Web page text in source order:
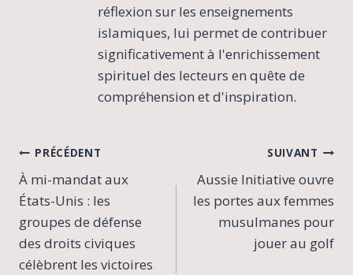
réflexion sur les enseignements
islamiques, lui permet de contribuer
significativement à l'enrichissement
spirituel des lecteurs en quête de
compréhension et d'inspiration.
Navigation
de
l’article
PRÉCÉDENT
À mi-mandat aux
États-Unis : les
groupes de défense
des droits civiques
célèbrent les victoires
SUIVANT
Aussie Initiative ouvre
les portes aux femmes
musulmanes pour
jouer au golf